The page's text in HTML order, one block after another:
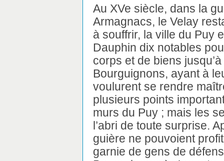
Au XVe siècle, dans la
Armagnacs, le Velay
à souffrir, la ville du Puy
Dauphin dix notables
corps et de biens
Bourguignons, ayant à
voulurent se rendre
plusieurs points
murs du Puy ; mais les
l’abri de toute surprise.
guière ne pouvoient
garnie de gens de